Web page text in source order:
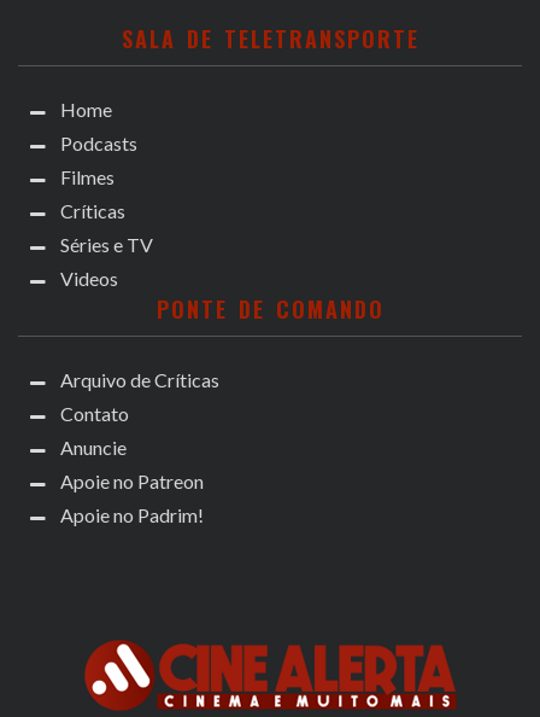
SALA DE TELETRANSPORTE
Home
Podcasts
Filmes
Críticas
Séries e TV
Videos
PONTE DE COMANDO
Arquivo de Críticas
Contato
Anuncie
Apoie no Patreon
Apoie no Padrim!